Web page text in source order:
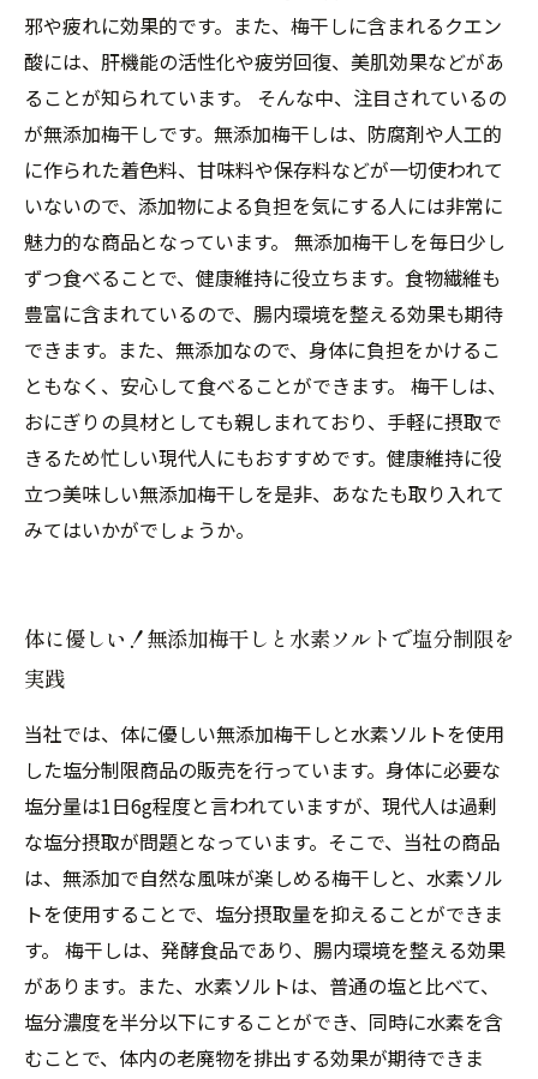
邪や疲れに効果的です。また、梅干しに含まれるクエン
酸には、肝機能の活性化や疲労回復、美肌効果などがあ
ることが知られています。 そんな中、注目されているの
が無添加梅干しです。無添加梅干しは、防腐剤や人工的
に作られた着色料、甘味料や保存料などが一切使われて
いないので、添加物による負担を気にする人には非常に
魅力的な商品となっています。 無添加梅干しを毎日少し
ずつ食べることで、健康維持に役立ちます。食物繊維も
豊富に含まれているので、腸内環境を整える効果も期待
できます。また、無添加なので、身体に負担をかけるこ
ともなく、安心して食べることができます。 梅干しは、
おにぎりの具材としても親しまれており、手軽に摂取で
きるため忙しい現代人にもおすすめです。健康維持に役
立つ美味しい無添加梅干しを是非、あなたも取り入れて
みてはいかがでしょうか。
体に優しい！無添加梅干しと水素ソルトで塩分制限を
実践
当社では、体に優しい無添加梅干しと水素ソルトを使用
した塩分制限商品の販売を行っています。身体に必要な
塩分量は1日6g程度と言われていますが、現代人は過剰
な塩分摂取が問題となっています。そこで、当社の商品
は、無添加で自然な風味が楽しめる梅干しと、水素ソル
トを使用することで、塩分摂取量を抑えることができま
す。 梅干しは、発酵食品であり、腸内環境を整える効果
があります。また、水素ソルトは、普通の塩と比べて、
塩分濃度を半分以下にすることができ、同時に水素を含
むことで、体内の老廃物を排出する効果が期待できま